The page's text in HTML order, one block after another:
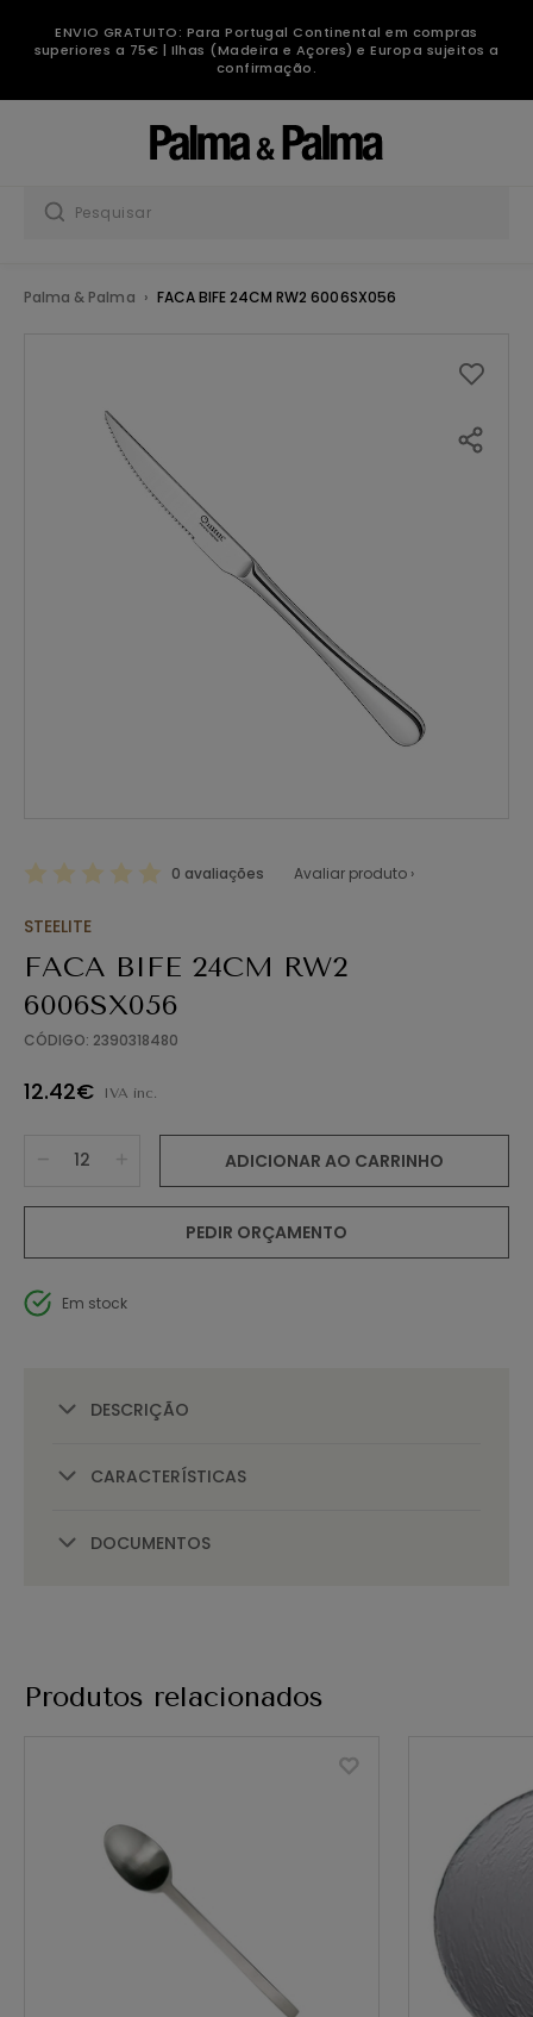
ENVIO GRATUITO: Para Portugal Continental em compras
superiores a 75€ | Ilhas (Madeira e Açores) e Europa sujeitos a
confirmação.
Palma & Palma FACA BIFE 24CM RW2 6006SX056
0 avaliações Avaliar produto ›
STEELITE
FACA BIFE 24CM RW2
6006SX056
CÓDIGO: 2390318480
12.42€ IVA inc.
ADICIONAR AO CARRINHO
PEDIR ORÇAMENTO
Em stock
DESCRIÇÃO
CARACTERÍSTICAS
DOCUMENTOS
Produtos relacionados